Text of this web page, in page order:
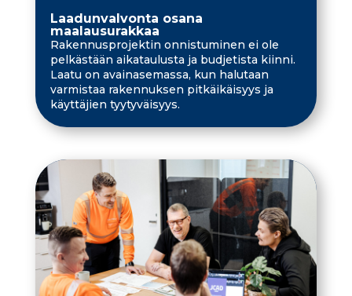
Laadunvalvonta osana
maalausurakkaa
Rakennusprojektin onnistuminen ei ole
pelkästään aikataulusta ja budjetista kiinni.
Laatu on avainasemassa, kun halutaan
varmistaa rakennuksen pitkäikäisyys ja
käyttäjien tyytyväisyys.